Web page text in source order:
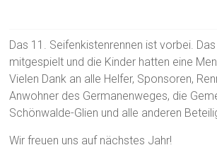
Das 11. Seifenkistenrennen ist vorbei.
mitgespielt und die Kinder hatten eine
Vielen Dank an alle Helfer, Sponsoren,
Anwohner des Germanenweges, die
Schönwalde-Glien und alle anderen
Wir freuen uns auf nächstes Jahr!